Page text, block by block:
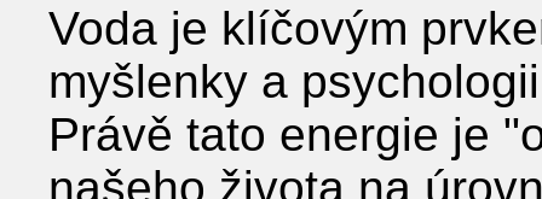
Voda je klíčovým
myšlenky a
Právě tato energie je
našeho života na